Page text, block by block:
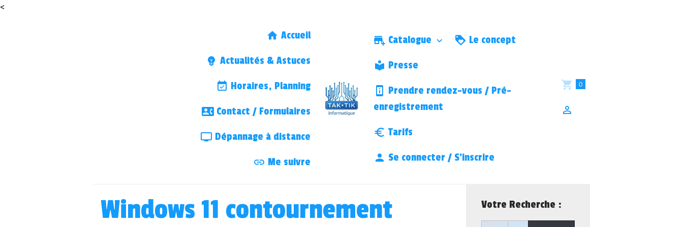
<
Accueil
Actualités & Astuces
Horaires, Planning
Contact / Formulaires
Dépannage à distance
Me suivre
Catalogue Le concept
Presse
Prendre rendez-vous / Pré-
enregistrement
Tarifs
Se connecter / S’inscrire
0
Windows 11 contournement Votre Recherche :